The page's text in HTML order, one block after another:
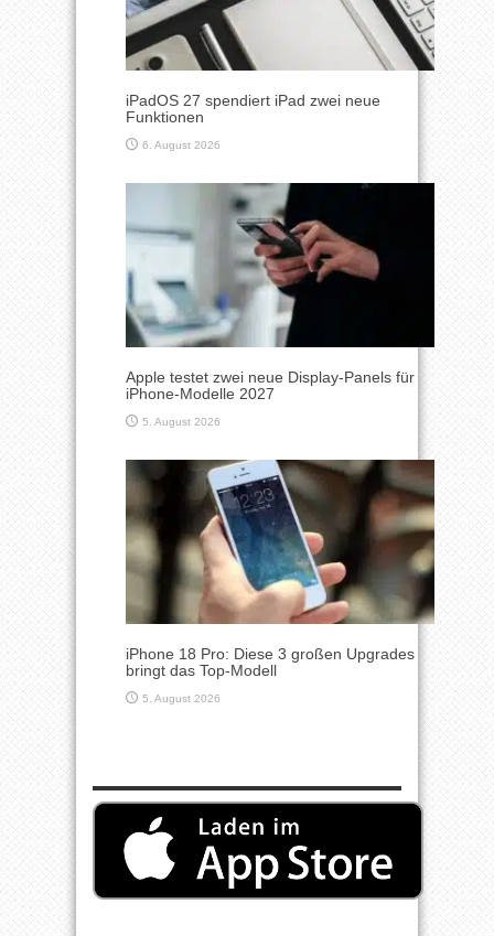
iPadOS 27 spendiert iPad zwei neue
Funktionen
6. August 2026
Apple testet zwei neue Display-Panels für
iPhone-Modelle 2027
5. August 2026
iPhone 18 Pro: Diese 3 großen Upgrades
bringt das Top-Modell
5. August 2026